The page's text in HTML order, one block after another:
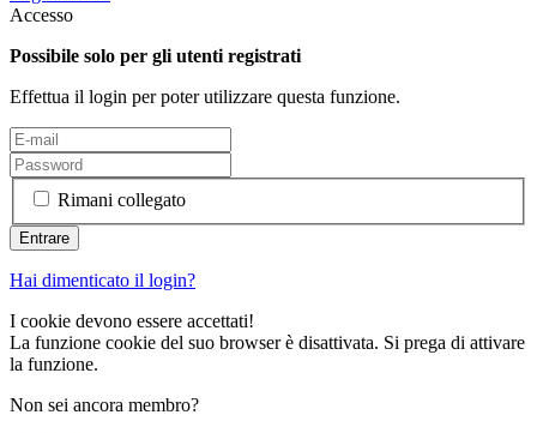
Accesso
Possibile solo per gli utenti registrati
Effettua il login per poter utilizzare questa funzione.
Rimani collegato
Hai dimenticato il login?
I cookie devono essere accettati!
La funzione cookie del suo browser è disattivata. Si prega di attivare
la funzione.
Non sei ancora membro?